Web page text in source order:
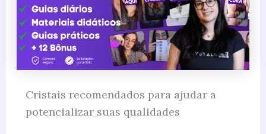
Cristais recomendados para ajudar a
potencializar suas qualidades